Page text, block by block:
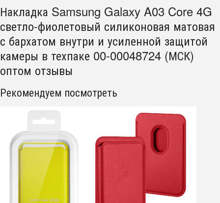
Накладка Samsung Galaxy A03 Core 4G
светло-фиолетовый силиконовая матовая
с бархатом внутри и усиленной защитой
камеры в техпаке 00-00048724 (МСК)
оптом отзывы
Рекомендуем посмотреть